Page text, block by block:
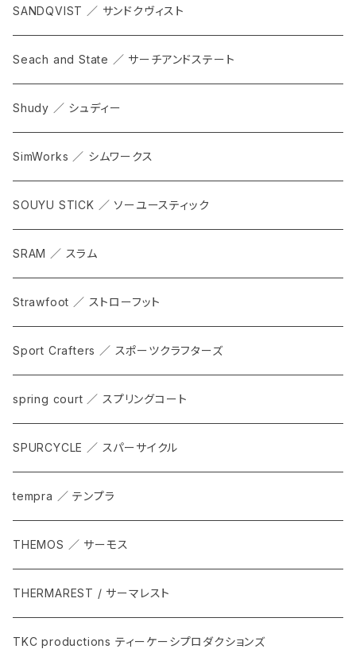
SANDQVIST ／ サンドクヴィスト
Seach and State ／ サーチアンドステート
Shudy ／ シュディー
SimWorks ／ シムワークス
SOUYU STICK ／ ソーユースティック
SRAM ／ スラム
Strawfoot ／ ストローフット
Sport Crafters ／ スポーツクラフターズ
spring court ／ スプリングコート
SPURCYCLE ／ スパーサイクル
tempra ／ テンプラ
THEMOS ／ サーモス
THERMAREST / サーマレスト
TKC productions ティーケーシプロダクションズ